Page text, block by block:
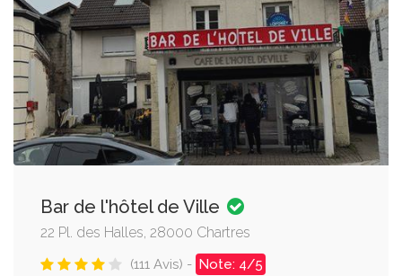
Bar de l'hôtel de Ville
22 Pl. des Halles, 28000 Chartres
(111 Avis) - Note: 4/5